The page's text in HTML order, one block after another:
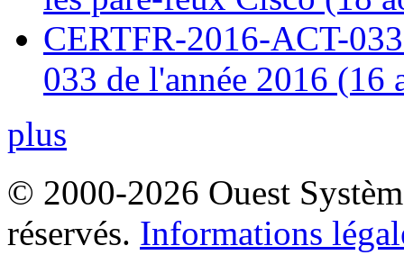
CERTFR-2016-ACT-
033 de l'année 2016 (16
plus
© 2000-2026 Ouest
réservés. Informations